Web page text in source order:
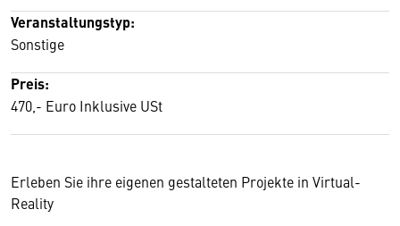
Veranstaltungstyp:
Sonstige
Preis:
470,- Euro Inklusive USt
Erleben Sie ihre eigenen gestalteten Projekte in Virtual-
Reality